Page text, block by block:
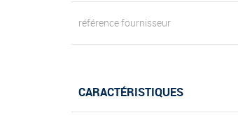
référence fournisseur
CARACTÉRISTIQUES